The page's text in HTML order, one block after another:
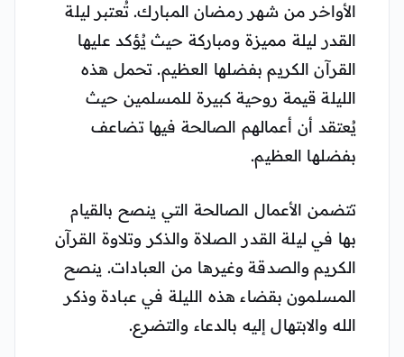
الأواخر من شهر رمضان المبارك. تُعتبر ليلة
القدر ليلة مميزة ومباركة حيث يُؤكد عليها
القرآن الكريم بفضلها العظيم. تحمل هذه
الليلة قيمة روحية كبيرة للمسلمين حيث
يُعتقد أن أعمالهم الصالحة فيها تضاعف
بفضلها العظيم.
تتضمن الأعمال الصالحة التي ينصح بالقيام
بها في ليلة القدر الصلاة والذكر وتلاوة القرآن
الكريم والصدقة وغيرها من العبادات. ينصح
المسلمون بقضاء هذه الليلة في عبادة وذكر
الله والابتهال إليه بالدعاء والتضرع.